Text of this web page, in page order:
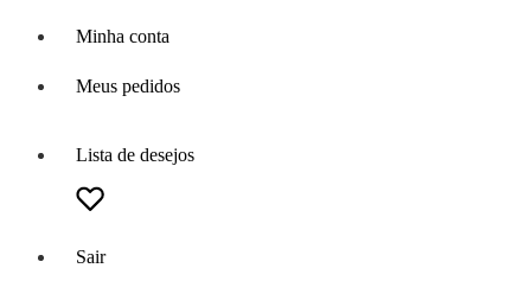
Minha conta
Meus pedidos
Lista de desejos
Sair